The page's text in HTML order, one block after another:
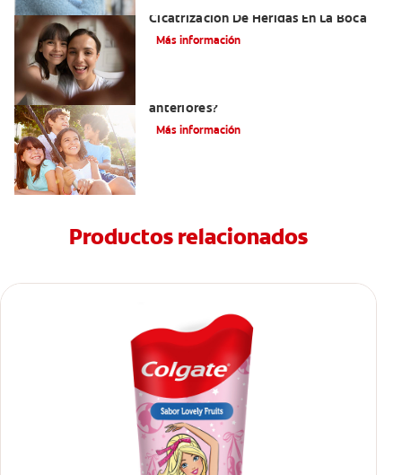
Cicatrización De Heridas En La Boca
Más información
anteriores?
Más información
Productos relacionados